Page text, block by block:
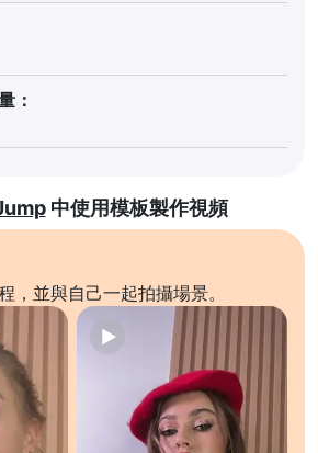
：
中使用模板製作視頻
，並與自己一起拍攝場景。